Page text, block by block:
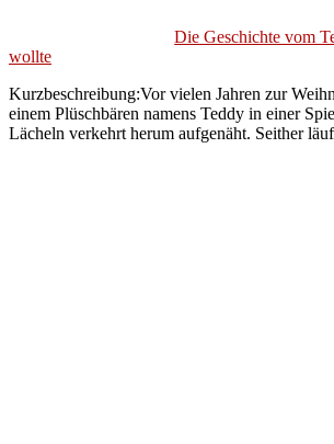
Die Geschichte vom
wollte
Kurzbeschreibung:Vor vielen Jahren zur
einem Plüschbären namens Teddy in einer
Lächeln verkehrt herum aufgenäht. Seither